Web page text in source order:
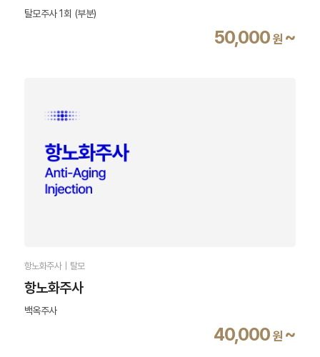
탈모주사 1회 (부분)
50,000 원 ~
항노화주사｜탈모
항노화주사
백옥주사
40,000 원 ~